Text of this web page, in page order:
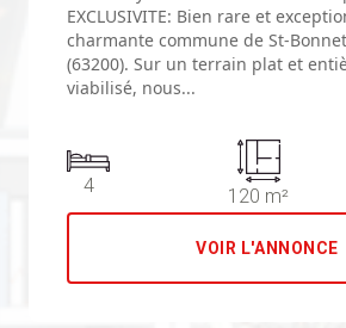
EXCLUSIVITE: Bien rare et
charmante commune de St-
(63200). Sur un terrain plat et
viabilisé, nous...
4 120 m²
VOIR L'ANNONCE